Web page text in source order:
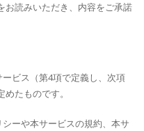
お読みいただき、内容をご承諾
ビス（第4項で定義し、次項
たものです。
ーや本サービスの規約、本サ